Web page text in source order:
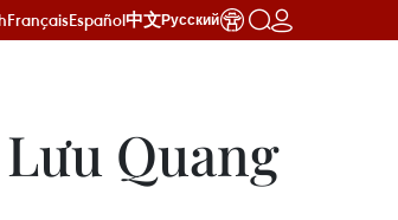
FrançaisEspañol中文Русский
Quang